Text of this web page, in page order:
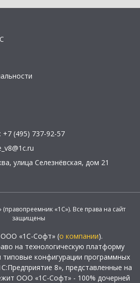
+7 (495) 737-92-57
, улица Селезнёвская, дом 21
«1С»). Все права на сайт
защищены
«1С-Софт» (о компании).
на технологическую платформу
типовые конфигурации программных
8», представленные на
ООО «1С-Софт» - 100% дочерней